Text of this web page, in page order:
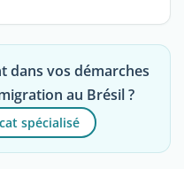
dans vos démarches
au Brésil ?
spécialisé